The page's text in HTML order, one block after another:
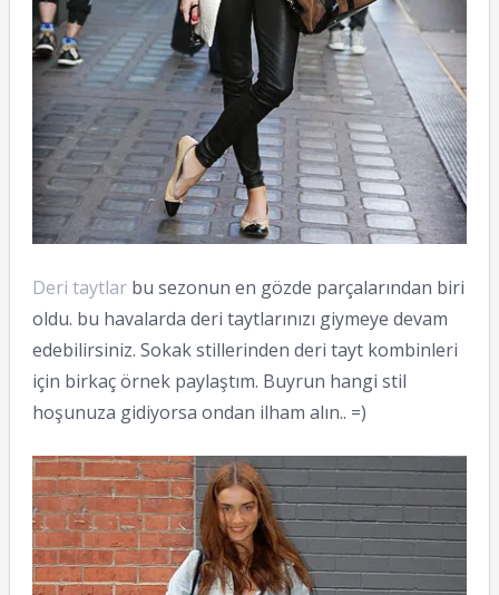
Deri taytlarbu sezonun en gözde parçalarından biri
oldu. bu havalarda deri taytlarınızı giymeye devam
edebilirsiniz. Sokak stillerinden deri tayt kombinleri
için birkaç örnek paylaştım. Buyrun hangi stil
hoşunuza gidiyorsa ondan ilham alın.. =)